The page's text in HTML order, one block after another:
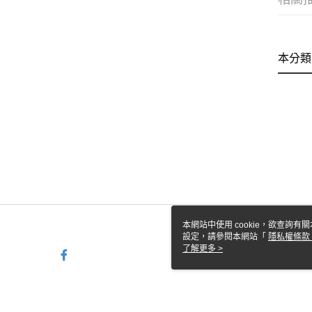
本分
本網站中使用 cookie，欲查詢有
設定，請參閱本網站「 隱私權條款
使用 cookie。
了解更多 >